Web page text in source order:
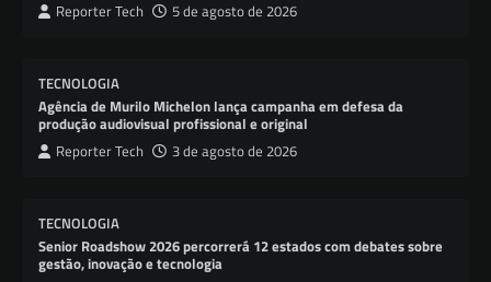
Reporter Tech 5 de agosto de 2026
TECNOLOGIA
Agência de Murilo Michelon lança campanha em defesa da
produção audiovisual profissional e original
Reporter Tech 3 de agosto de 2026
TECNOLOGIA
Senior Roadshow 2026 percorrerá 12 estados com debates sobre
gestão, inovação e tecnologia